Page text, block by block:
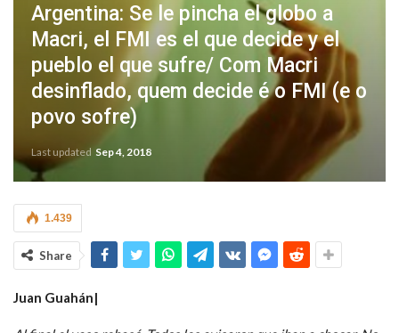
Argentina: Se le pincha el globo a
Macri, el FMI es el que decide y el
pueblo el que sufre/ Com Macri
desinflado, quem decide é o FMI (e o
povo sofre)
Last updated Sep 4, 2018
1.439
Share
Juan Guahán|